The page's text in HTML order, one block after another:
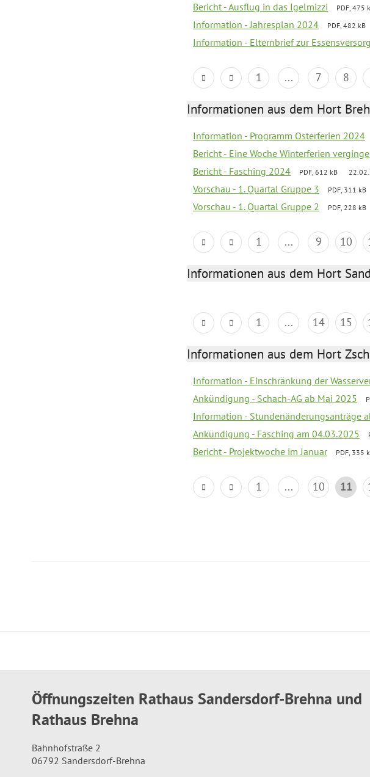
Bericht - Ausflug in das Igelmizzi PDF, 475
Information - Jahresplan 2024 PDF, 482 kB
Information - Elternbrief zur
1 ... 7 8
Informationen aus dem Hort
Information - Programm Osterferien 2024
Bericht - Eine Woche Winterferien
Bericht - Fasching 2024 PDF, 612 kB
Vorschau - 1. Quartal Gruppe 3 PDF, 311 kB
Vorschau - 1. Quartal Gruppe 2 PDF, 228 kB
1 ... 9 10
Informationen aus dem Hort
1 ... 14 15
Informationen aus dem Hort
Information - Einschränkung der
Ankündigung - Schach-AG ab Mai 2025
Information - Stundenänderungsanträge
Ankündigung - Fasching am 04.03.2025
Bericht - Projektwoche im Januar PDF, 335
1 ... 10 11
Öffnungszeiten Rathaus Sandersdorf-Brehna und
Rathaus Brehna
Bahnhofstraße 2
06792 Sandersdorf-Brehna